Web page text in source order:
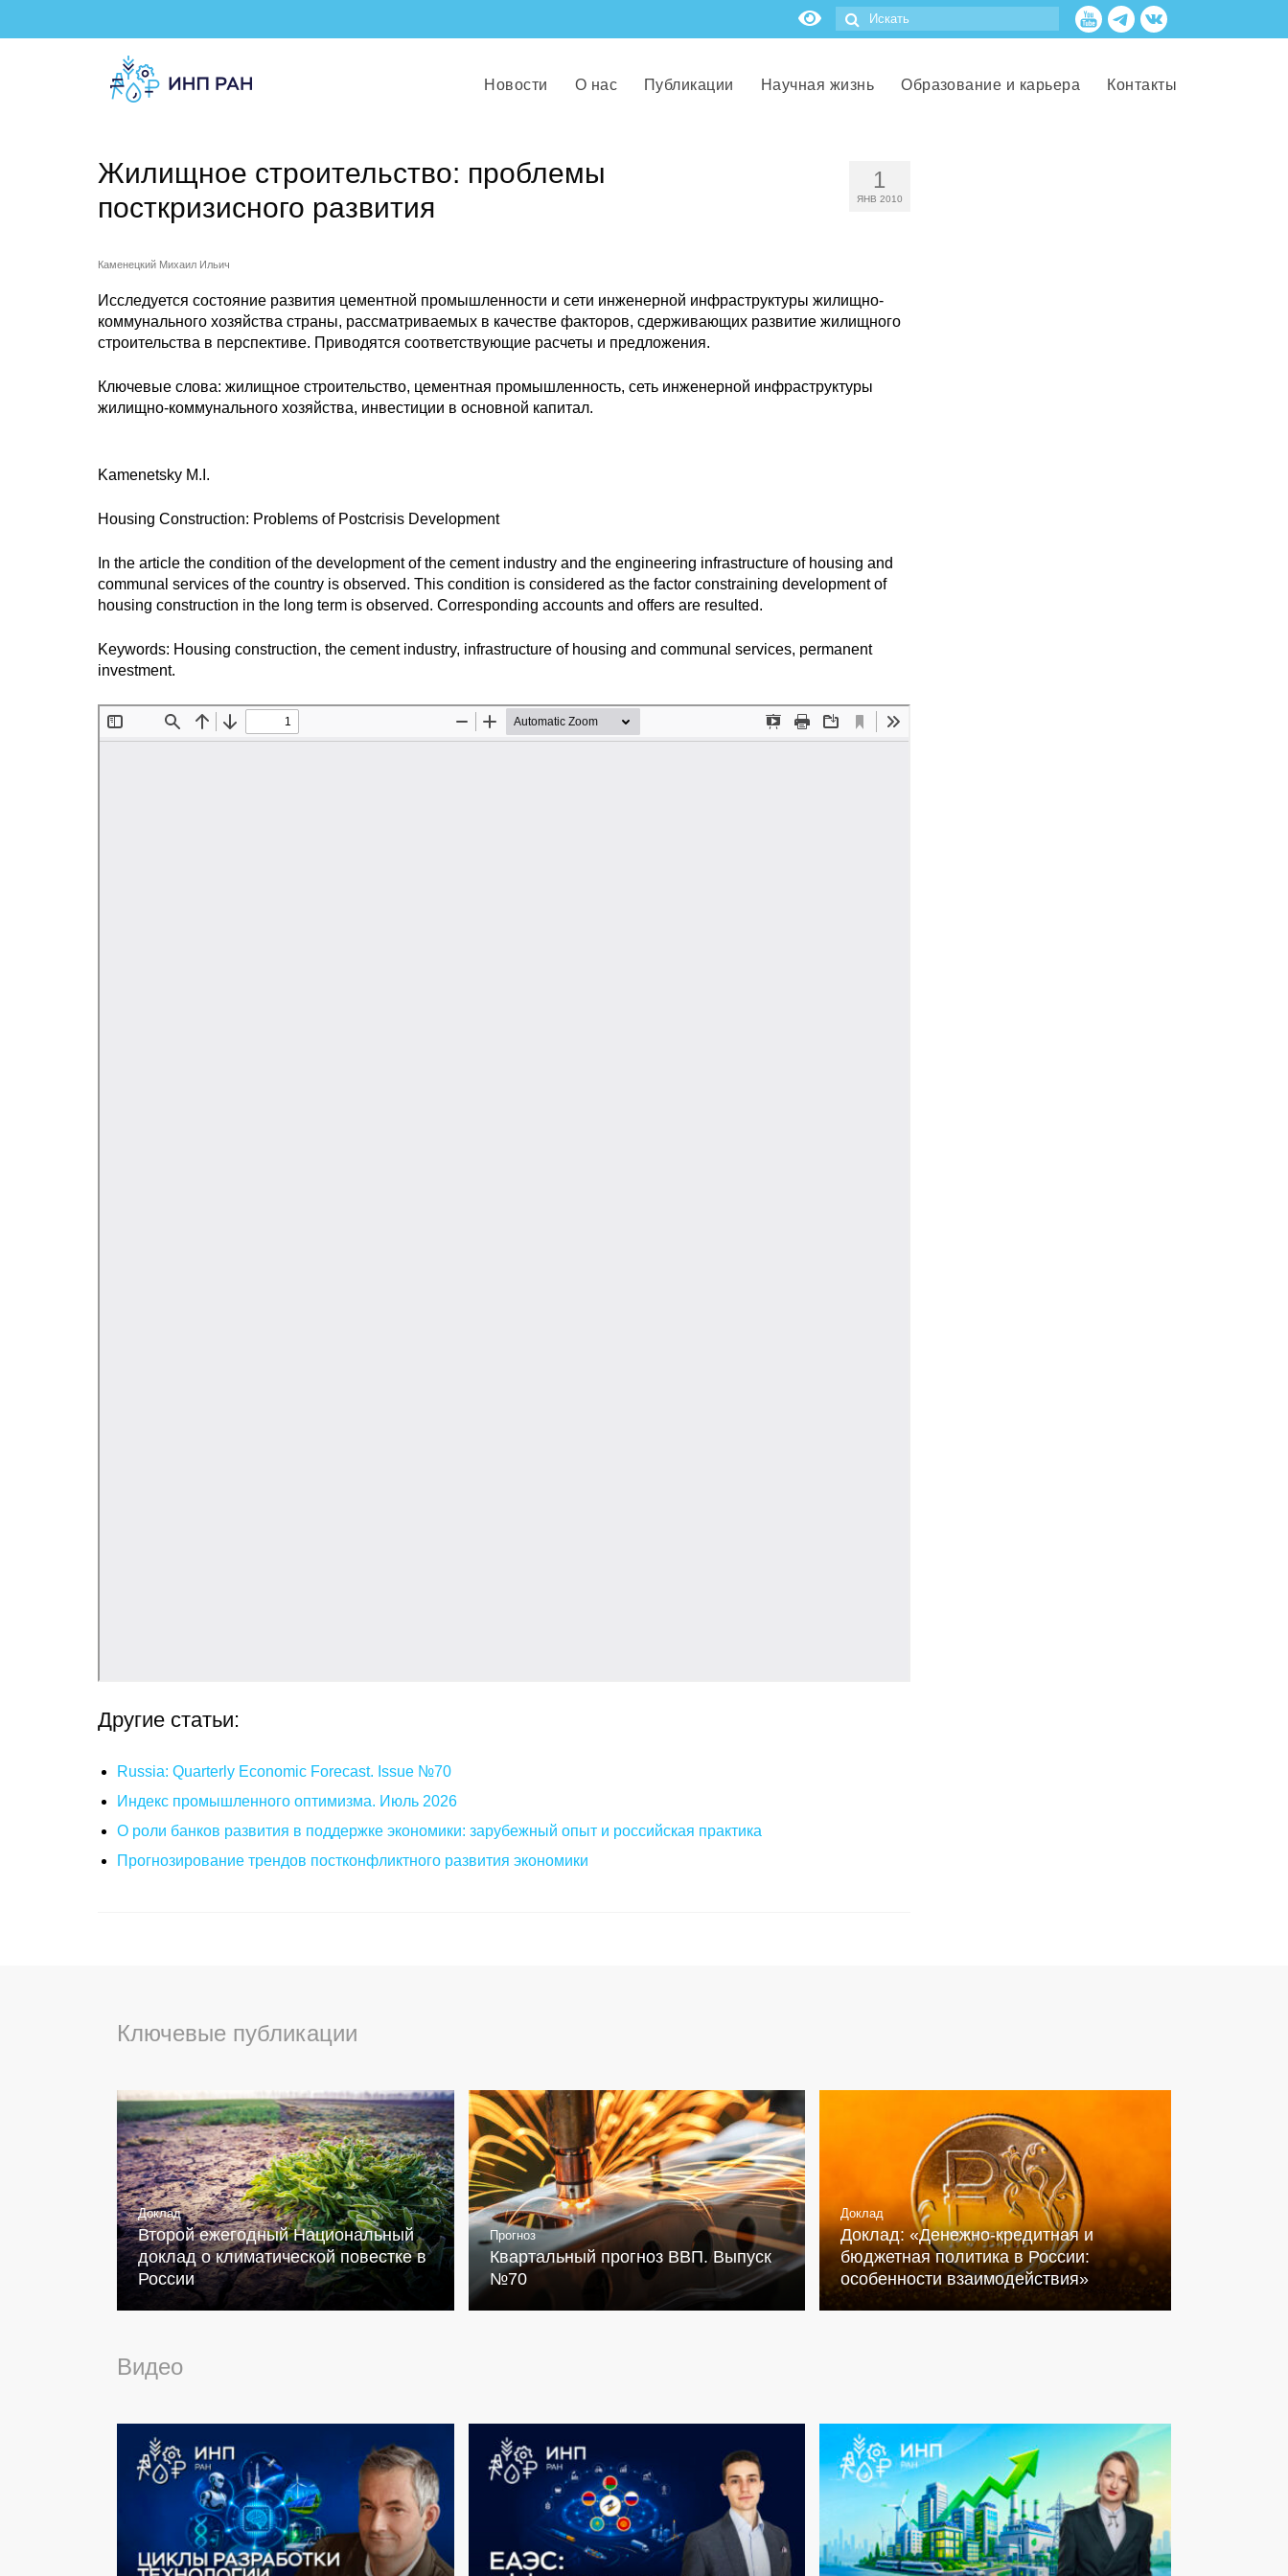
Новости О нас Публикации Научная жизнь Образование и карьера Контакты
1
ЯНВ 2010
Жилищное строительство: проблемы
посткризисного развития
Каменецкий Михаил Ильич
Исследуется состояние развития цементной промышленности и сети инженерной инфраструктуры жилищно-
коммунального хозяйства страны, рассматриваемых в качестве факторов, сдерживающих развитие жилищного
строительства в перспективе. Приводятся соответствующие расчеты и предложения.
Ключевые слова: жилищное строительство, цементная промышленность, сеть инженерной инфраструктуры
жилищно-коммунального хозяйства, инвестиции в основной капитал.
Kamenetsky M.I.
Housing Construction: Problems of Postcrisis Development
In the article the condition of the development of the cement industry and the engineering infrastructure of housing and
communal services of the country is observed. This condition is considered as the factor constraining development of
housing construction in the long term is observed. Corresponding accounts and offers are resulted.
Keywords: Housing construction, the cement industry, infrastructure of housing and communal services, permanent
investment.
Другие статьи:
Russia: Quarterly Economic Forecast. Issue №70
Индекс промышленного оптимизма. Июль 2026
О роли банков развития в поддержке экономики: зарубежный опыт и российская практика
Прогнозирование трендов постконфликтного развития экономики
Ключевые публикации
Доклад
Второй ежегодный Национальный
доклад о климатической повестке в
России
Прогноз
Квартальный прогноз ВВП. Выпуск
№70
Доклад
Доклад: «Денежно-кредитная и
бюджетная политика в России:
особенности взаимодействия»
Видео